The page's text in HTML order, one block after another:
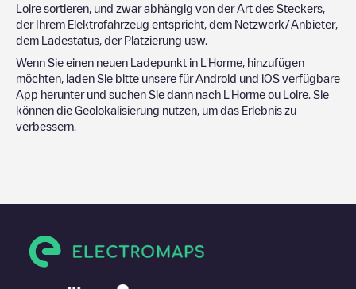
Loire sortieren, und zwar abhängig von der Art des Steckers,
der Ihrem Elektrofahrzeug entspricht, dem Netzwerk/Anbieter,
dem Ladestatus, der Platzierung usw.
Wenn Sie einen neuen Ladepunkt in L'Horme , hinzufügen
möchten, laden Sie bitte unsere für Android und iOS verfügbare
App herunter und suchen Sie dann nach L'Horme ou Loire . Sie
können die Geolokalisierung nutzen, um das Erlebnis zu
verbessern.